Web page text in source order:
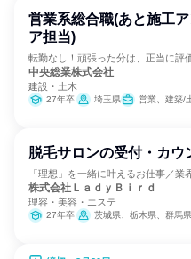
営業系総合職(あと施工
ア担当)
転勤なし！頑張った分は、正当に評
中央総業株式会社
建設・土木
27年卒 埼玉県 営業、建築/
脱毛サロンの受付・カウ
「理想」を一緒に叶えるお仕事／業
株式会社ＬａｄｙＢｉｒｄ
理容・美容・エステ
27年卒 茨城県、栃木県、群馬県、埼玉県、千葉県、神奈川県、新潟県、